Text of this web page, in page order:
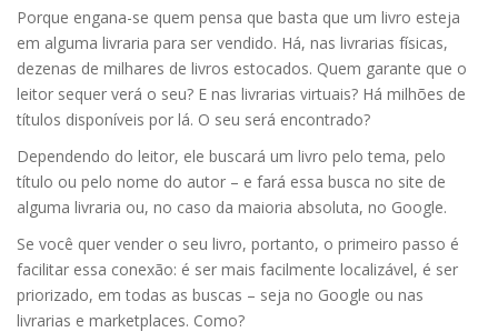
Porque engana-se quem pensa que basta que um livro esteja
em alguma livraria para ser vendido. Há, nas livrarias físicas,
dezenas de milhares de livros estocados. Quem garante que o
leitor sequer verá o seu? E nas livrarias virtuais? Há milhões de
títulos disponíveis por lá. O seu será encontrado?
Dependendo do leitor, ele buscará um livro pelo tema, pelo
título ou pelo nome do autor – e fará essa busca no site de
alguma livraria ou, no caso da maioria absoluta, no Google.
Se você quer vender o seu livro, portanto, o primeiro passo é
facilitar essa conexão: é ser mais facilmente localizável, é ser
priorizado, em todas as buscas – seja no Google ou nas
livrarias e marketplaces. Como?